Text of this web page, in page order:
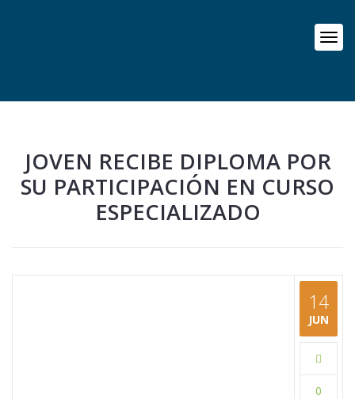
JOVEN RECIBE DIPLOMA POR
SU PARTICIPACIÓN EN CURSO
ESPECIALIZADO
14
JUN
0